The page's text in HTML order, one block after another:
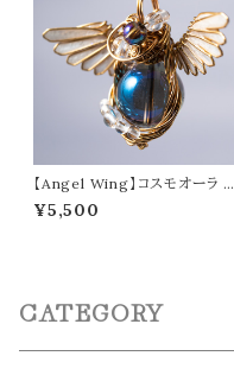
【Angel Wing】コスモオーラ ペ
ンダントトップ オリジナルアクセ
サリー 天然石 パワーストーン d
¥5,500
CATEGORY